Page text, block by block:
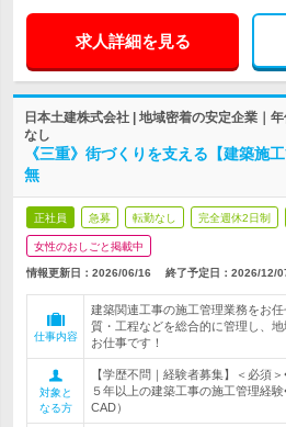
求人詳細を見る
日本土建株式会社 | 地域密着の安定企業｜
なし
《三重》街づくりを支える【建築
無
正社員 急募 転勤なし 完全週休2日制
女性のおしごと掲載中
情報更新日：2026/06/16 終了予定日： 2026/12/
仕事内容
建築関連工事の施工管理業務をお
質・工程などを総合的に管理し、
お仕事です！
対象と
なる方
【学歴不問｜経験者募集】＜必
５年以上の建築工事の施工管理経
CAD）